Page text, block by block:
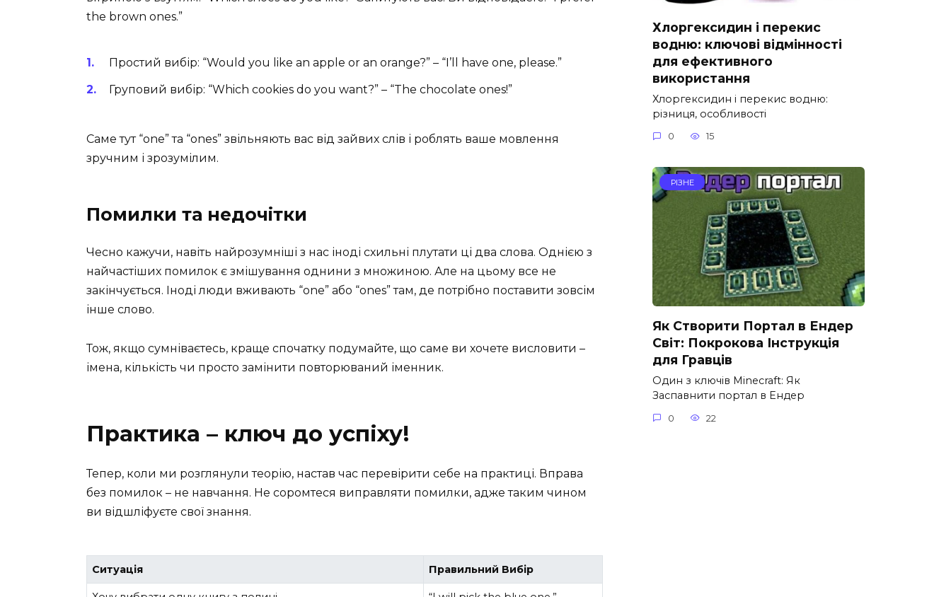
the brown ones.”
Простий вибір: “Would you like an apple or an orange?” – “I’ll have one, please.”
Груповий вибір: “Which cookies do you want?” – “The chocolate ones!”
Саме тут “one” та “ones” звільняють вас від зайвих слів і роблять ваше мовлення
зручним і зрозумілим.
Помилки та недочітки
Чесно кажучи, навіть найрозумніші з нас іноді схильні плутати ці два слова. Однією з
найчастіших помилок є змішування однини з множиною. Але на цьому все не
закінчується. Іноді люди вживають “one” або “ones” там, де потрібно поставити зовсім
інше слово.
Тож, якщо сумніваєтесь, краще спочатку подумайте, що саме ви хочете висловити –
імена, кількість чи просто замінити повторюваний іменник.
Практика – ключ до успіху!
Тепер, коли ми розглянули теорію, настав час перевірити себе на практиці. Вправа
без помилок – не навчання. Не соромтеся виправляти помилки, адже таким чином
ви відшліфуєте свої знання.
Ситуація Правильний Вибір
Хлоргексидин і перекис
водню: ключові відмінності
для ефективного
використання
Хлоргексидин і перекис водню:
різниця, особливості
0 15
РІЗНЕ
Як Створити Портал в Ендер
Світ: Покрокова Інструкція
для Гравців
Один з ключів Minecraft: Як
Заспавнити портал в Ендер
0 22